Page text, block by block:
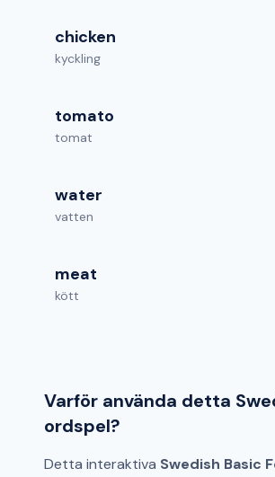
chicken
kyckling
tomato
tomat
water
vatten
meat
kött
Varför använda detta
ordspel?
Detta interaktiva Swedish Basic